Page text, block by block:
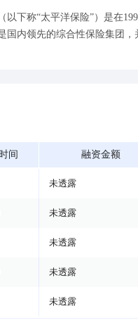
下称“太平洋保险”）是在
国内领先的综合性保险集团
间 融资金额
未透露
未透露
未透露
未透露
未透露